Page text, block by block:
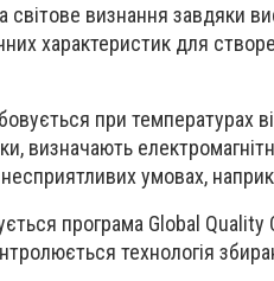
визнання завдяки
характеристик для
при температурах
визначають
умовах,
програма Global
технологія